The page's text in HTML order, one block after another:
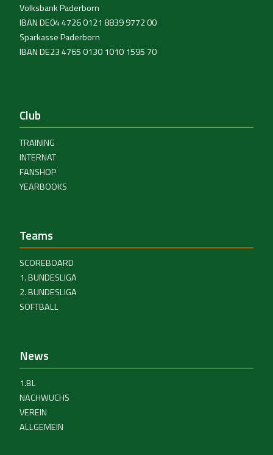
Volksbank Paderborn
IBAN DE04 4726 0121 8839 9772 00
Sparkasse Paderborn
IBAN DE23 4765 0130 1010 1595 70
Club
TRAINING
INTERNAT
FANSHOP
YEARBOOKS
Teams
SCOREBOARD
1. BUNDESLIGA
2. BUNDESLIGA
SOFTBALL
News
1.BL
NACHWUCHS
VEREIN
ALLGEMEIN